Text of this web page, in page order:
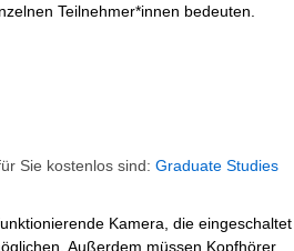
Teilnehmer*innen bedeuten.
für Sie kostenlos sind: Graduate Studies
Kamera, die eingeschaltet
Außerdem müssen Kopfhörer